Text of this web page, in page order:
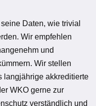
Daten, wie trivial
Wir empfehlen
und
Wir stellen
langjährige akkreditierte
WKO gerne zur
verständlich und